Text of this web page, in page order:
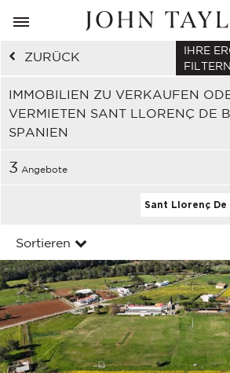
ZURÜCK
IMMOBILIEN ZU VERKAUFEN
VERMIETEN SANT LLORENÇ DE
SPANIEN
IHRE
FILTERN
3 Angebote
Sant Llorenç De
Sortieren